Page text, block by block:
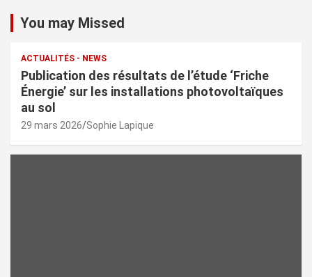
You may Missed
ACTUALITÉS - NEWS
Publication des résultats de l’étude ‘Friche
Énergie’ sur les installations photovoltaïques
au sol
29 mars 2026 Sophie Lapique